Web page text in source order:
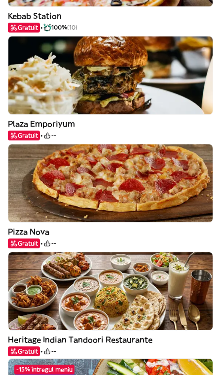
Kebab Station
Gratuit 100%(10)
Plaza Emporiyum
Gratuit --
Pizza Nova
Gratuit --
Heritage Indian Tandoori Restaurante
Gratuit --
-15% întregul meniu